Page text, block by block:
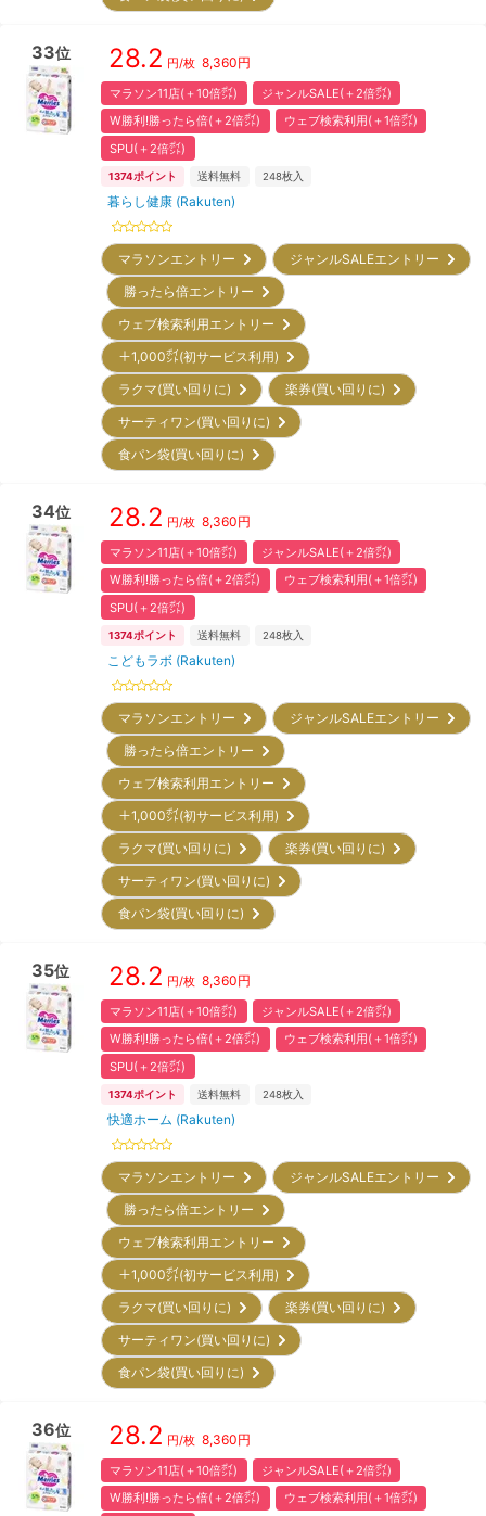
33位 28.2 円/枚 8,360円
マラソン11店(＋10倍㌽)
ジャンルSALE(＋2倍㌽)
W勝利!勝ったら倍(＋2倍㌽)
ウェブ検索利用(＋1倍㌽)
SPU(＋2倍㌽)
1374ポイント 送料無料 248枚入
暮らし健康 (Rakuten)
マラソンエントリー
ジャンルSALEエントリー
勝ったら倍エントリー
ウェブ検索利用エントリー
＋1,000㌽(初サービス利用)
ラクマ(買い回りに)
楽券(買い回りに)
サーティワン(買い回りに)
食パン袋(買い回りに)
34位 28.2 円/枚 8,360円
マラソン11店(＋10倍㌽)
ジャンルSALE(＋2倍㌽)
W勝利!勝ったら倍(＋2倍㌽)
ウェブ検索利用(＋1倍㌽)
SPU(＋2倍㌽)
1374ポイント 送料無料 248枚入
こどもラボ (Rakuten)
マラソンエントリー
ジャンルSALEエントリー
勝ったら倍エントリー
ウェブ検索利用エントリー
＋1,000㌽(初サービス利用)
ラクマ(買い回りに)
楽券(買い回りに)
サーティワン(買い回りに)
食パン袋(買い回りに)
35位 28.2 円/枚 8,360円
マラソン11店(＋10倍㌽)
ジャンルSALE(＋2倍㌽)
W勝利!勝ったら倍(＋2倍㌽)
ウェブ検索利用(＋1倍㌽)
SPU(＋2倍㌽)
1374ポイント 送料無料 248枚入
快適ホーム (Rakuten)
マラソンエントリー
ジャンルSALEエントリー
勝ったら倍エントリー
ウェブ検索利用エントリー
＋1,000㌽(初サービス利用)
ラクマ(買い回りに)
楽券(買い回りに)
サーティワン(買い回りに)
食パン袋(買い回りに)
36位 28.2 円/枚 8,360円
マラソン11店(＋10倍㌽)
ジャンルSALE(＋2倍㌽)
W勝利!勝ったら倍(＋2倍㌽)
ウェブ検索利用(＋1倍㌽)